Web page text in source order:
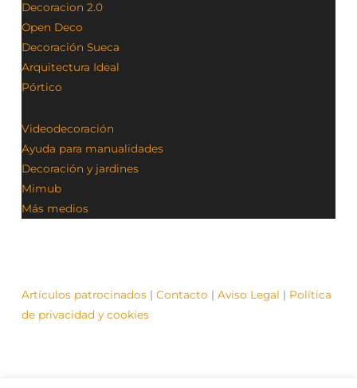
Decoracion 2.0
Open Deco
Decoración Sueca
Arquitectura Ideal
Pórtico
Videodecoración
Ayuda para manualidades
Decoración y jardines
Mimub
Más medios
Artículos patrocinados |Contacto |Aviso Legal | Política
de privacidad y cookies